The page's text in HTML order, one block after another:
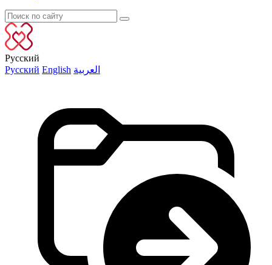
Русский
Русский English العربية